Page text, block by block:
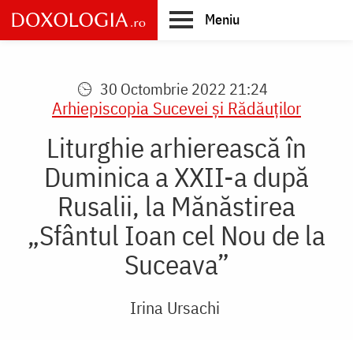
Skip
to
main
Meniu
30 Octombrie 2022 21:24
Arhiepiscopia Sucevei şi Rădăuţilor
Liturghie arhierească în
Duminica a XXII-a după
Rusalii, la Mănăstirea
„Sfântul Ioan cel Nou de la
Suceava”
Irina Ursachi